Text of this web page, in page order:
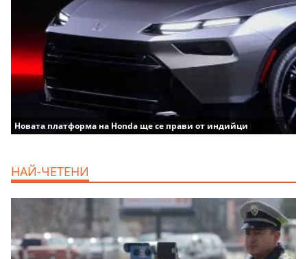
Новата платформа на Honda ще се прави от индийци
НАЙ-ЧЕТЕНИ